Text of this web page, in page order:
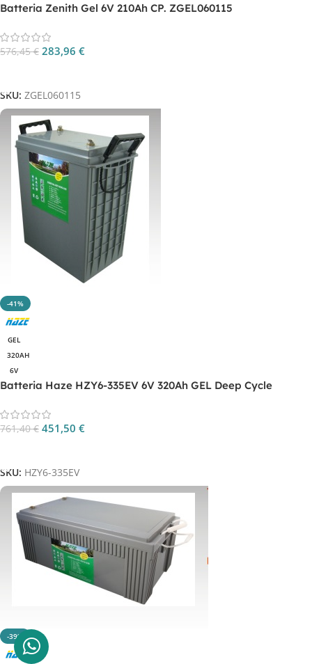
Batteria Zenith Gel 6V 210Ah CP. ZGEL060115
576,45€ 283,96 €
SKU: ZGEL060115
-41%
GEL
320AH
6V
Batteria Haze HZY6-335EV 6V 320Ah GEL Deep Cycle
761,40€ 451,50 €
SKU: HZY6-335EV
-39%